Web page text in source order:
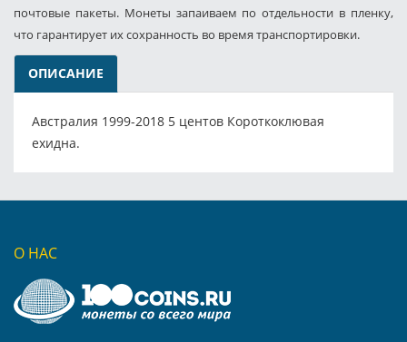
почтовые пакеты. Монеты запаиваем по отдельности в пленку,
что гарантирует их сохранность во время транспортировки.
ОПИСАНИЕ
Австралия 1999-2018 5 центов Короткоклювая
ехидна.
О НАС